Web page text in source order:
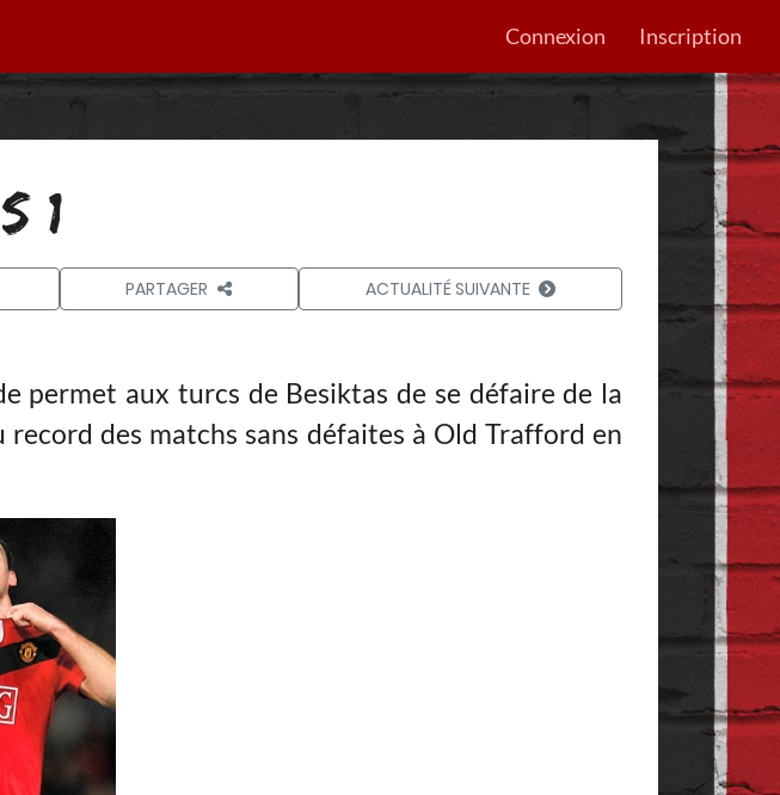
Connexion Inscription
1
PARTAGER ACTUALITÉ SUIVANTE
permet aux turcs de Besiktas de se défaire de la
des matchs sans défaites à Old Trafford en